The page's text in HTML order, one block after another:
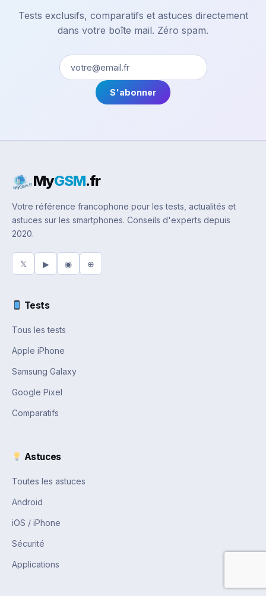
Tests exclusifs, comparatifs et astuces directement
dans votre boîte mail. Zéro spam.
S'abonner
MyGSM.fr
Votre référence francophone pour les tests, actualités et
astuces sur les smartphones. Conseils d'experts depuis
2020.
𝕏 ▶ ◉ ⊕
Tests
Tous les tests
Apple iPhone
Samsung Galaxy
Google Pixel
Comparatifs
Astuces
Toutes les astuces
Android
iOS / iPhone
Sécurité
Applications